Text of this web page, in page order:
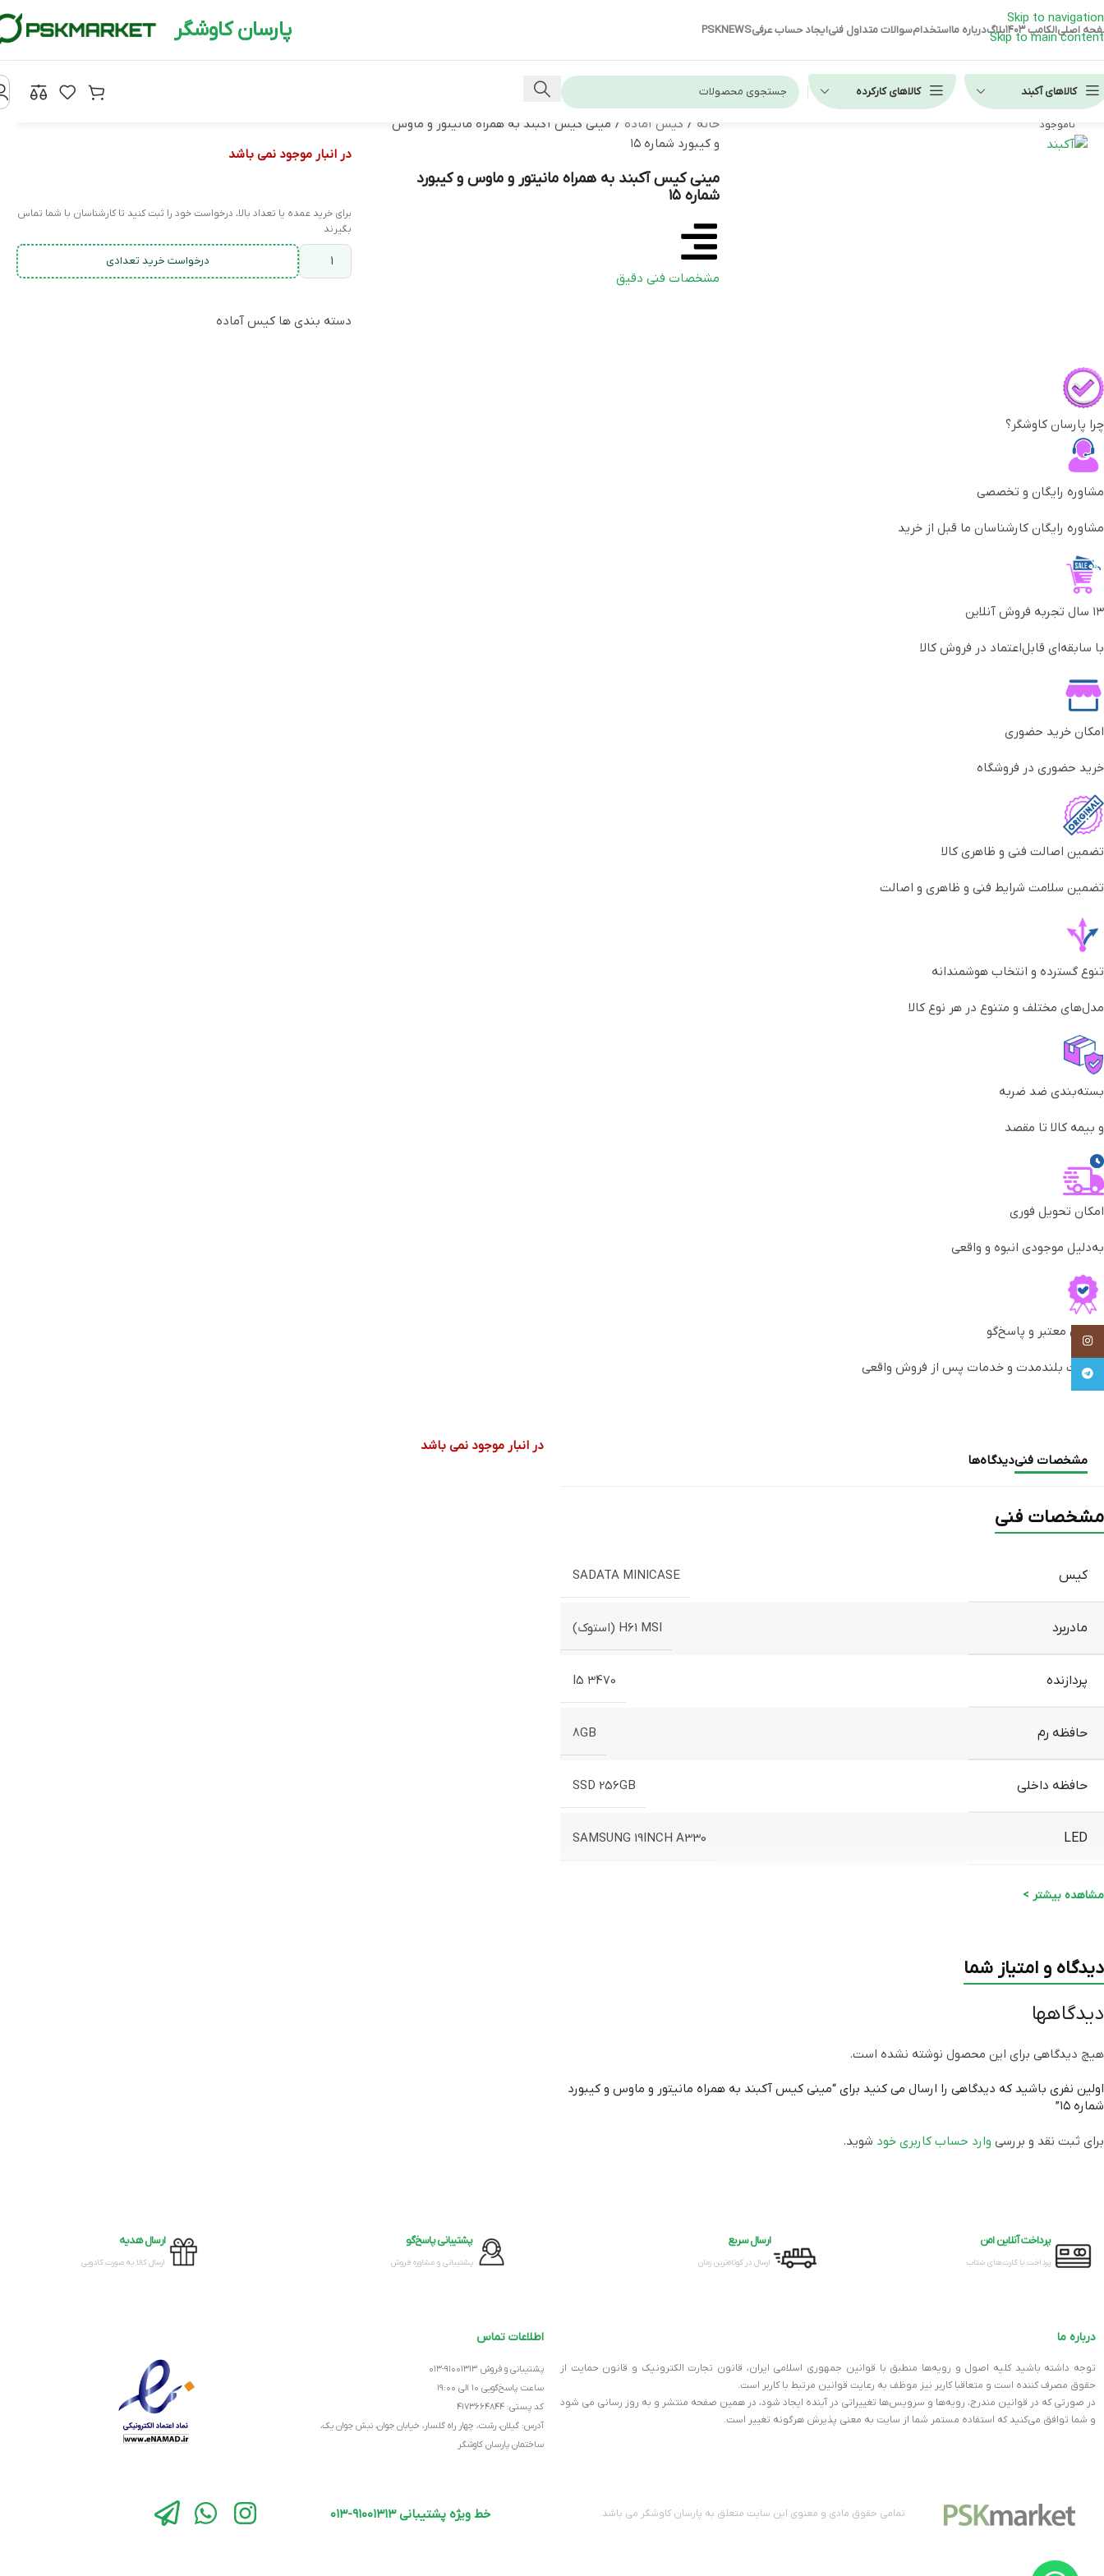
Skip to navigation
Skip to main content
اصلیالکامپ ۱۴۰۳ بلاگدرباره مااستخدامسوالات متداول فنیایجاد حساب عرفیPSKNEWS پارسان کاوشگر
کالاهای آکبند کالاهای کارکرده
ناموجود خانه / کیس آماده / مینی کیس آکبند به همراه مانیتور و ماوس
و کیبورد شماره ۱۵
مینی کیس آکبند به همراه مانیتور و ماوس و کیبورد
شماره ۱۵
مشخصات فنی دقیق
در انبار موجود نمی باشد
برای خرید عمده یا تعداد بالا، درخواست خود را ثبت کنید تا کارشناسان با شما تماس
بگیرند
درخواست خرید تعدادی
دسته بندی ها کیس آماده
چرا پارسان کاوشگر؟
مشاوره رایگان و تخصصی
مشاوره رایگان کارشناسان ما قبل از خرید
۱۳ سال تجربه فروش آنلاین
با سابقه‌ای قابل‌اعتماد در فروش کالا
امکان خرید حضوری
خرید حضوری در فروشگاه
تضمین اصالت فنی و ظاهری کالا
تضمین سلامت شرایط فنی و ظاهری و اصالت
تنوع گسترده و انتخاب هوشمندانه
مدل‌های مختلف و متنوع در هر نوع کالا
بسته‌بندی ضد ضربه
و بیمه کالا تا مقصد
امکان تحویل فوری
به‌دلیل موجودی انبوه و واقعی
گارانتی معتبر و پاسخ‌گو
ضمانت بلندمدت و خدمات پس از فروش واقعی
مشخصات فنیدیدگاه‌ها
مشخصات فنی
کیس SADATA MINICASE
مادربرد H61 MSI (استوک)
پردازنده I5 3470
حافظه رم 8GB
حافظه داخلی SSD 256GB
LED
SAMSUNG 19INCH A330
ماوس و کیبورد
مشاهده بیشتر >
دیدگاه و امتیاز شما
دیدگاهها
هیچ دیدگاهی برای این محصول نوشته نشده است.
اولین نفری باشید که دیدگاهی را ارسال می کنید برای “مینی کیس آکبند به همراه مانیتور و ماوس و کیبورد
شماره ۱۵”
برای ثبت نقد و بررسی وارد حساب کاربری خود شوید.
در انبار موجود نمی باشد
پرداخت آنلاین امن
پرداخت با کارت‌های شتاب
ارسال سریع
ارسال در کوتاه‌ترین زمان
پشتیبانی پاسخ‌گو
پشتیبانی و مشاوره فروش
ارسال هدیه
ارسال کالا به صورت کادویی
درباره ما
توجه داشته باشید کلیه اصول و رویه‏‌ها منطبق با قوانین جمهوری اسلامی ایران، قانون تجارت الکترونیک و قانون حمایت از
حقوق مصرف کننده است و متعاقبا کاربر نیز موظف به رعایت قوانین مرتبط با کاربر است.
در صورتی که در قوانین مندرج، رویه‏‌ها و سرویس‏‌ها تغییراتی در آینده ایجاد شود، در همین صفحه منتشر و به روز رسانی می شود
و شما توافق می‏‌کنید که استفاده مستمر شما از سایت به معنی پذیرش هرگونه تغییر است.
اطلاعات تماس
پشتیبانی و فروش ۹۱۰۰۱۳۱۳-۰۱۳
ساعت پاسخ‌گویی ۱۰ الی ۱۹:۰۰
کد پستی: ۴۱۷۳۶۶۴۸۴۴
آدرس: گیلان، رشت، چهار راه گلسار، خیابان جوان، نبش جوان یک،
ساختمان پارسان کاوشگر
تمامی حقوق مادی و معنوی این سایت متعلق به پارسان کاوشگر می باشد. خط ویژه پشتیبانی ۹۱۰۰۱۳۱۳-۰۱۳
Instagram
Telegram